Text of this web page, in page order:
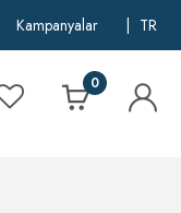
Kampanyalar TR
0